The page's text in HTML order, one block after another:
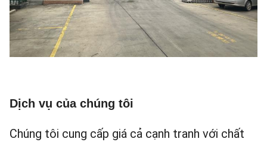
Dịch vụ của chúng tôi
Chúng tôi cung cấp giá cả cạnh tranh với chất